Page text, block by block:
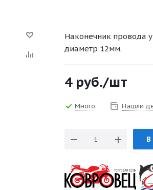
Наконечник провода
диаметр 12мм.
4руб./шт
Много Нашли
В